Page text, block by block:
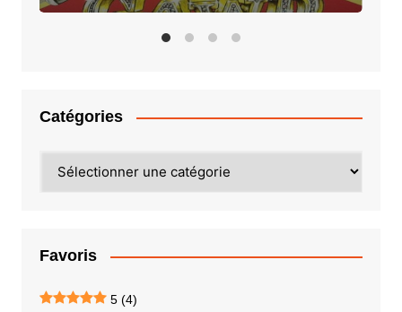
Catégories
Favoris
5 (4)